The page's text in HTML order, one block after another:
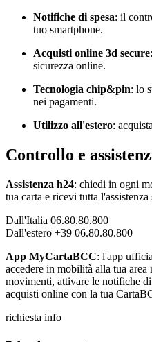
Notifiche di spesa: il
tuo smartphone.
Acquisti online 3d secure
sicurezza online.
Tecnologia chip&pin: lo
nei pagamenti.
Utilizzo all'estero:
Controllo e
Assistenza h24: chiedi in ogni
tua carta e ricevi tutta
Dall'Italia 06.80.80.800
Dall'estero +39 06.80.80.800
App MyCartaBCC: l'app
accedere in mobilità alla tua
movimenti, attivare le notifiche
acquisti online con la tua
richiesta info